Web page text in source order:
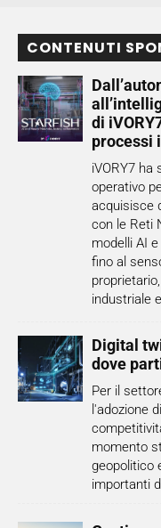
CONTENUTI
di
processi
iVORY7 ha
operativo
acquisisce
con le Reti
modelli AI
fino al
industriale
Digital
dove
Per il
l'adozione
momento
geopolitico
importanti